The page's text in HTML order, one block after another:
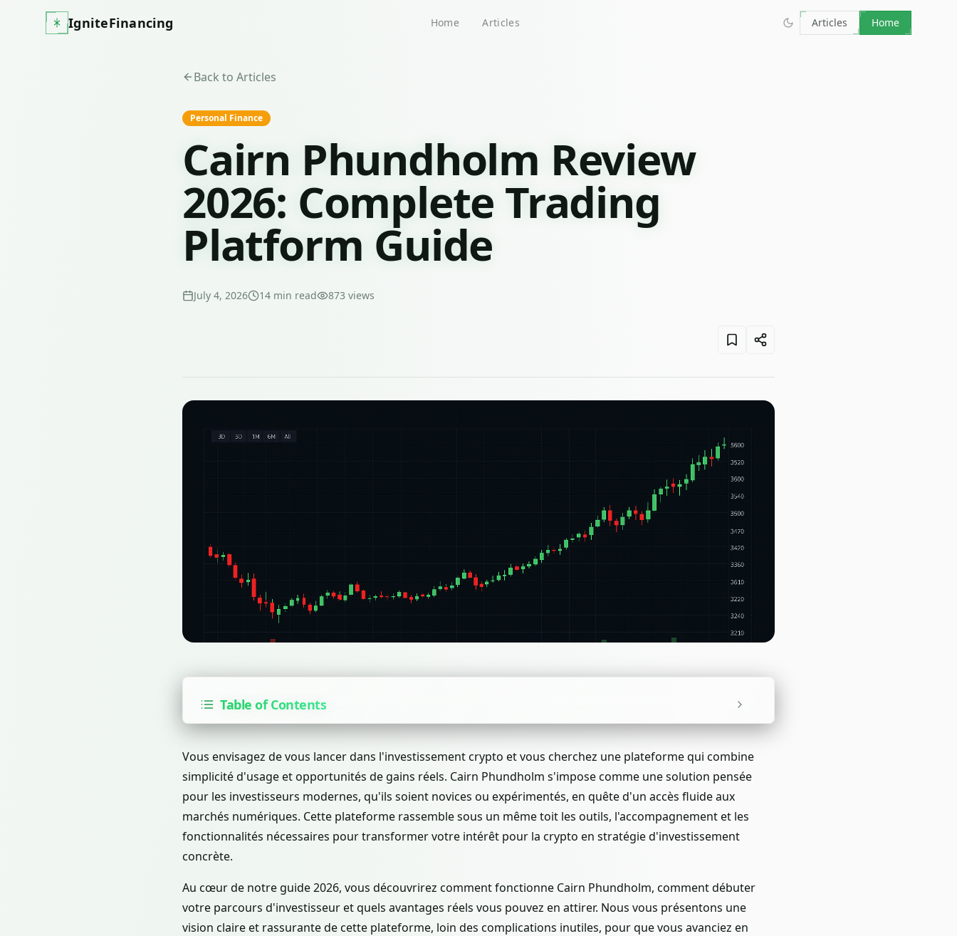
IgniteFinancing Home Articles Articles Home
Back to Articles
Personal Finance
Cairn Phundholm Review
2026: Complete Trading
Platform Guide
July 4, 2026 14 min read 873 views
Table of Contents
Vous envisagez de vous lancer dans l'investissement crypto et vous cherchez une plateforme qui combine
simplicité d'usage et opportunités de gains réels. Cairn Phundholm s'impose comme une solution pensée
pour les investisseurs modernes, qu'ils soient novices ou expérimentés, en quête d'un accès fluide aux
marchés numériques. Cette plateforme rassemble sous un même toit les outils, l'accompagnement et les
fonctionnalités nécessaires pour transformer votre intérêt pour la crypto en stratégie d'investissement
concrète.
Au cœur de notre guide 2026, vous découvrirez comment fonctionne Cairn Phundholm, comment débuter
votre parcours d'investisseur et quels avantages réels vous pouvez en attirer. Nous vous présentons une
vision claire et rassurante de cette plateforme, loin des complications inutiles, pour que vous avanciez en